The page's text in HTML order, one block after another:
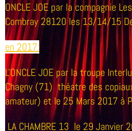
ONCLE JOE par la compagnie
Combray 28120 les 13/14/15
en 2017:
L'ONCLE JOE par la troupe
Chagny (71) théatre des
amateur) et le 25 Mars 2017 à
LA CHAMBRE 13 le 29 Janvier